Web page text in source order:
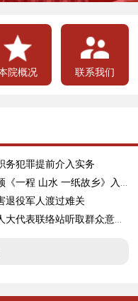
院概况 联系我们
务犯罪提前介入实务
故乡》入选广东国际传播年度案例
退役军人渡过难关
联络站听取群众意见建议